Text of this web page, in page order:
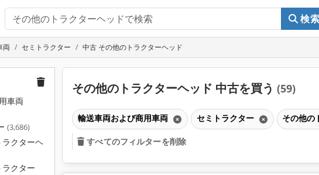
検索
両 セミトラクター 中古 その他のトラクターヘッド
車両
(3,686)
クターヘ
クター
その他のトラクターヘッド 中古を買う (59)
輸送車両および商用車両 セミトラクター その他の
すべてのフィルターを削除